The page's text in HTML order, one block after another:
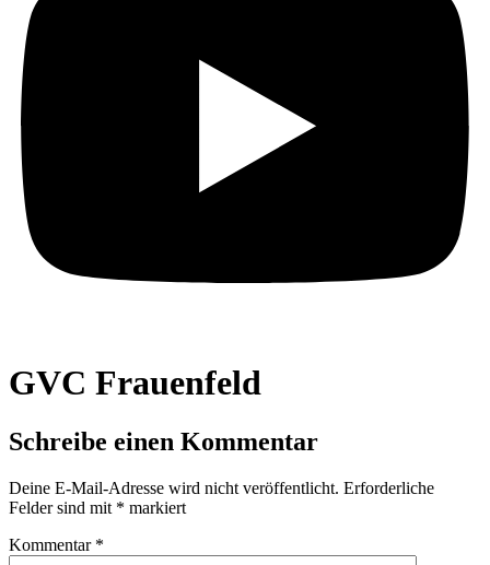
GVC Frauenfeld
Schreibe einen Kommentar
Deine E-Mail-Adresse wird nicht veröffentlicht. Erforderliche
Felder sind mit * markiert
Kommentar *